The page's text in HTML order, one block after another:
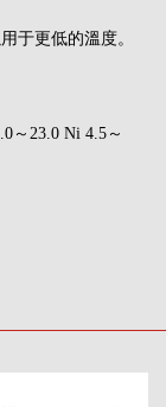
于更低的溫度。
～23.0 Ni 4.5～